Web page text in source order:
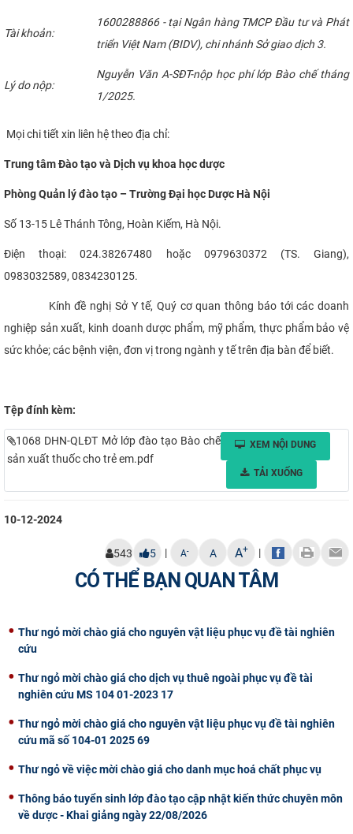
Tài khoản:
1600288866 - tại Ngân hàng TMCP Đầu tư và Phát
triển Việt Nam (BIDV), chi nhánh Sở giao dịch 3.
Lý do nộp:
Nguyễn Văn A-SĐT-nộp học phí lớp Bào chế tháng
1/2025.
Mọi chi tiết xin liên hệ theo địa chỉ:
Trung tâm Đào tạo và Dịch vụ khoa học dược
Phòng Quản lý đào tạo – Trường Đại học Dược Hà Nội
Số 13-15 Lê Thánh Tông, Hoàn Kiếm, Hà Nội.
Điện thoại: 024.38267480 hoặc 0979630372 (TS. Giang),
0983032589, 0834230125.
Kính đề nghị Sở Y tế, Quý cơ quan thông báo tới các doanh
nghiệp sản xuất, kinh doanh dược phẩm, mỹ phẩm, thực phẩm bảo vệ
sức khỏe; các bệnh viện, đơn vị trong ngành y tế trên địa bàn để biết.
Tệp đính kèm:
1068 DHN-QLĐT Mở lớp đào tạo Bào chế
sản xuất thuốc cho trẻ em.pdf
XEM NỘI DUNG
TẢI XUỐNG
10-12-2024
543 5 | A- A A+ |
CÓ THỂ BẠN QUAN TÂM
Thư ngỏ mời chào giá cho nguyên vật liệu phục vụ đề tài nghiên
cứu
Thư ngỏ mời chào giá cho dịch vụ thuê ngoài phục vụ đề tài
nghiên cứu MS 104 01-2023 17
Thư ngỏ mời chào giá cho nguyên vật liệu phục vụ đề tài nghiên
cứu mã số 104-01 2025 69
Thư ngỏ về việc mời chào giá cho danh mục hoá chất phục vụ
Thông báo tuyển sinh lớp đào tạo cập nhật kiến thức chuyên môn
về dược - Khai giảng ngày 22/08/2026